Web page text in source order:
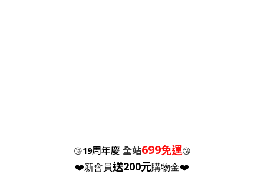
😘19周年慶 全站699免運😘
❤️新會員送200元購物金❤️